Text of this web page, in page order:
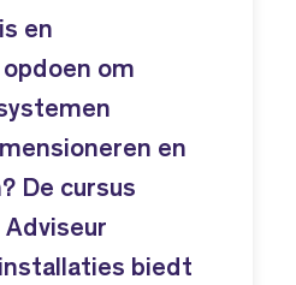
en
om
en
De cursus
biedt